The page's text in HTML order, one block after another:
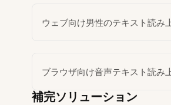
ウェブ向け男性のテキスト読み
ブラウザ向け音声テキスト読み
補完ソリューション